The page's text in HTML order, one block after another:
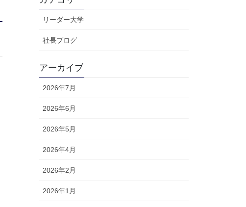
リーダー大学
社長ブログ
アーカイブ
2026年7月
2026年6月
2026年5月
2026年4月
2026年2月
2026年1月